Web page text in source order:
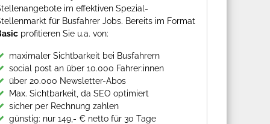
im effektiven Spezial-
für Busfahrer Jobs. Bereits im Format
profitieren Sie u.a. von:
maximaler Sichtbarkeit bei Busfahrern
social post an über 10.000 Fahrer:innen
über 20.000 Newsletter-Abos
Max. Sichtbarkeit, da SEO optimiert
sicher per Rechnung zahlen
günstig: nur 149,- € netto für 30 Tage